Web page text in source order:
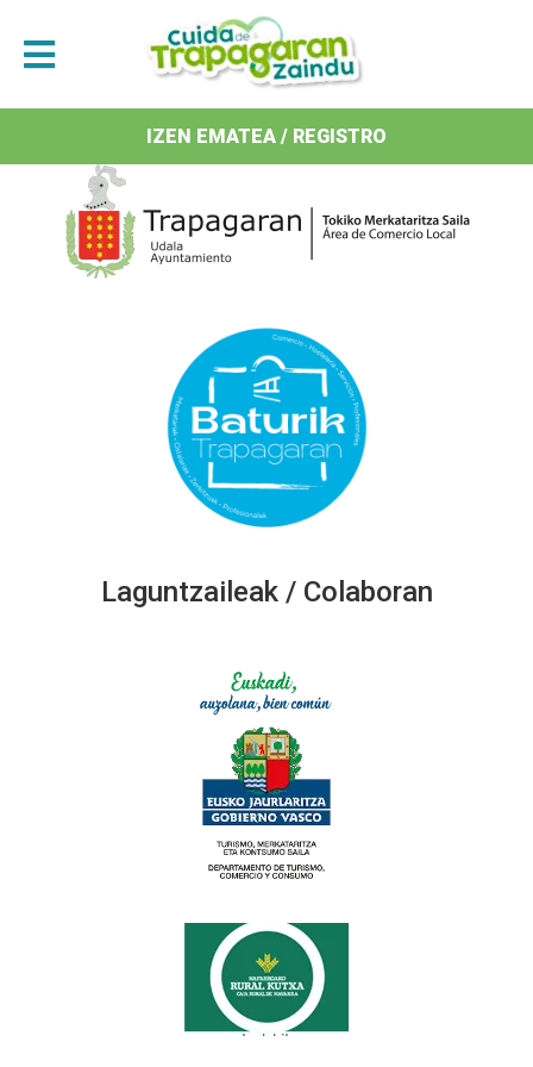
Antolatzaileak / Organizan
Laguntzaileak / Colaboran
IZEN EMATEA / REGISTRO